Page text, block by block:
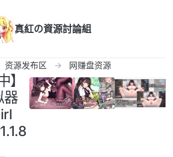
真紅の資源討論組
资源发布区 网赚盘资源
】
器